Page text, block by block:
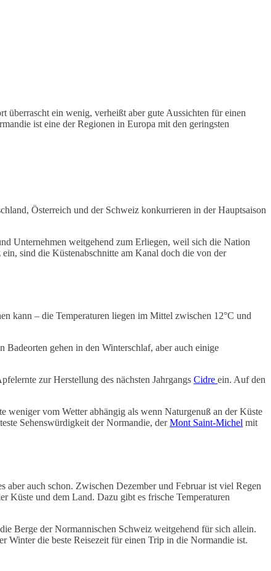
überrascht ein wenig, verheißt aber gute Aussichten für einen
ist eine der Regionen in Europa mit den geringsten
Österreich und der Schweiz konkurrieren in der Hauptsaison
Unternehmen weitgehend zum Erliegen, weil sich die Nation
sind die Küstenabschnitte am Kanal doch die von der
kann – die Temperaturen liegen im Mittel zwischen 12°C und
gehen in den Winterschlaf, aber auch einige
zur Herstellung des nächsten Jahrgangs Cidre ein. Auf den
weniger vom Wetter abhängig als wenn Naturgenuß an der Küste
Sehenswürdigkeit der Normandie, derMont Saint-Michel mit
auch schon. Zwischen Dezember und Februar ist viel Regen
Küste und dem Land. Dazu gibt es frische Temperaturen
Berge der Normannischen Schweiz weitgehend für sich allein.
Winter die beste Reisezeit für einen Trip in die Normandie ist.